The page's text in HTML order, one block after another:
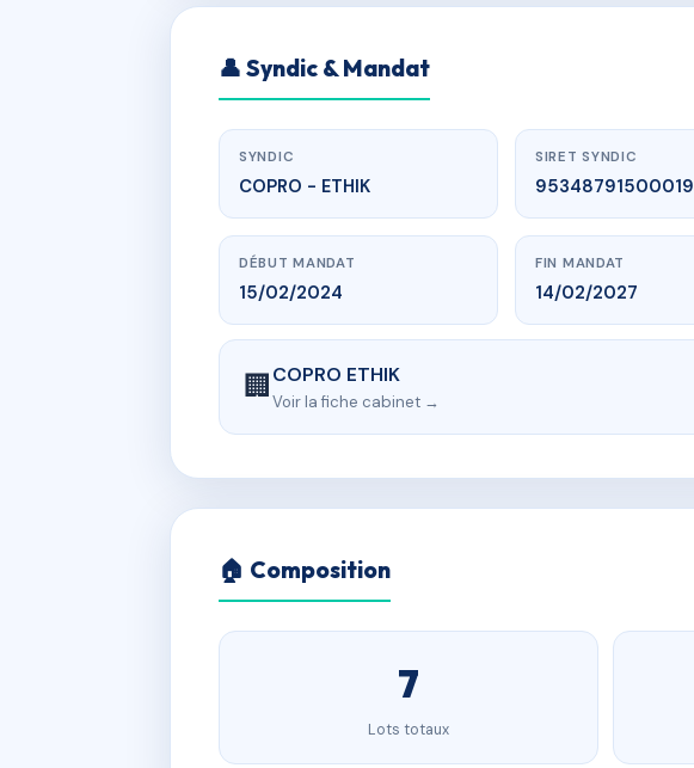
👤 Syndic & Mandat
SYNDIC
COPRO - ETHIK
SIRET SYNDIC
95348791500019
DÉBUT MANDAT
15/02/2024
FIN MANDAT
14/02/2027
🏢COPRO ETHIK
Voir la fiche cabinet →
🏠 Composition
7
Lots totaux